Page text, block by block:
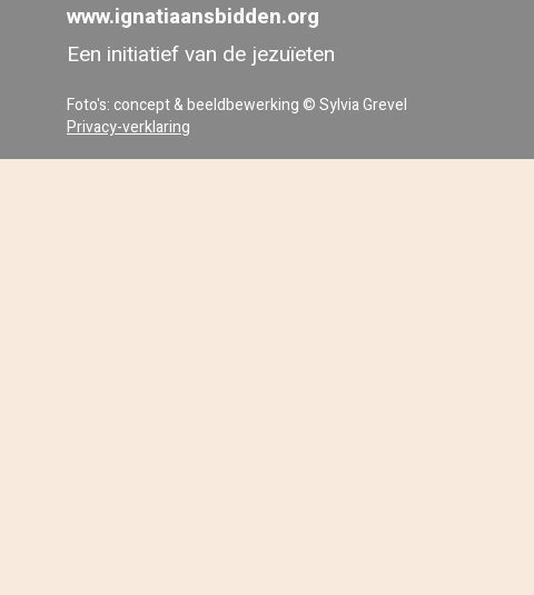
www.ignatiaansbidden.org
Een initiatief van de jezuïeten
Foto's: concept & beeldbewerking © Sylvia Grevel
Privacy-verklaring